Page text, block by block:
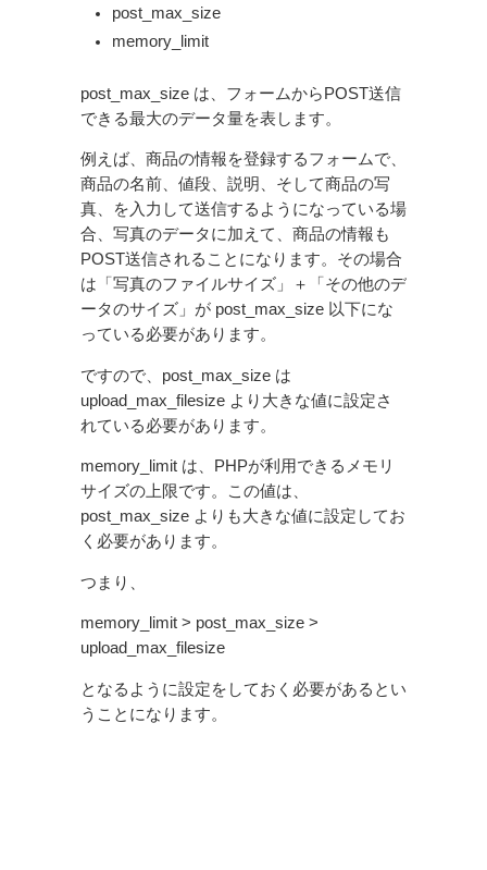
post_max_size
memory_limit
post_max_size は、フォームからPOST送信
できる最大のデータ量を表します。
例えば、商品の情報を登録するフォームで、
商品の名前、値段、説明、そして商品の写
真、を入力して送信するようになっている場
合、写真のデータに加えて、商品の情報も
POST送信されることになります。その場合
は「写真のファイルサイズ」＋「その他のデ
ータのサイズ」が post_max_size 以下にな
っている必要があります。
ですので、post_max_size は
upload_max_filesize より大きな値に設定さ
れている必要があります。
memory_limit は、PHPが利用できるメモリ
サイズの上限です。この値は、
post_max_size よりも大きな値に設定してお
く必要があります。
つまり、
memory_limit > post_max_size >
upload_max_filesize
となるように設定をしておく必要があるとい
うことになります。